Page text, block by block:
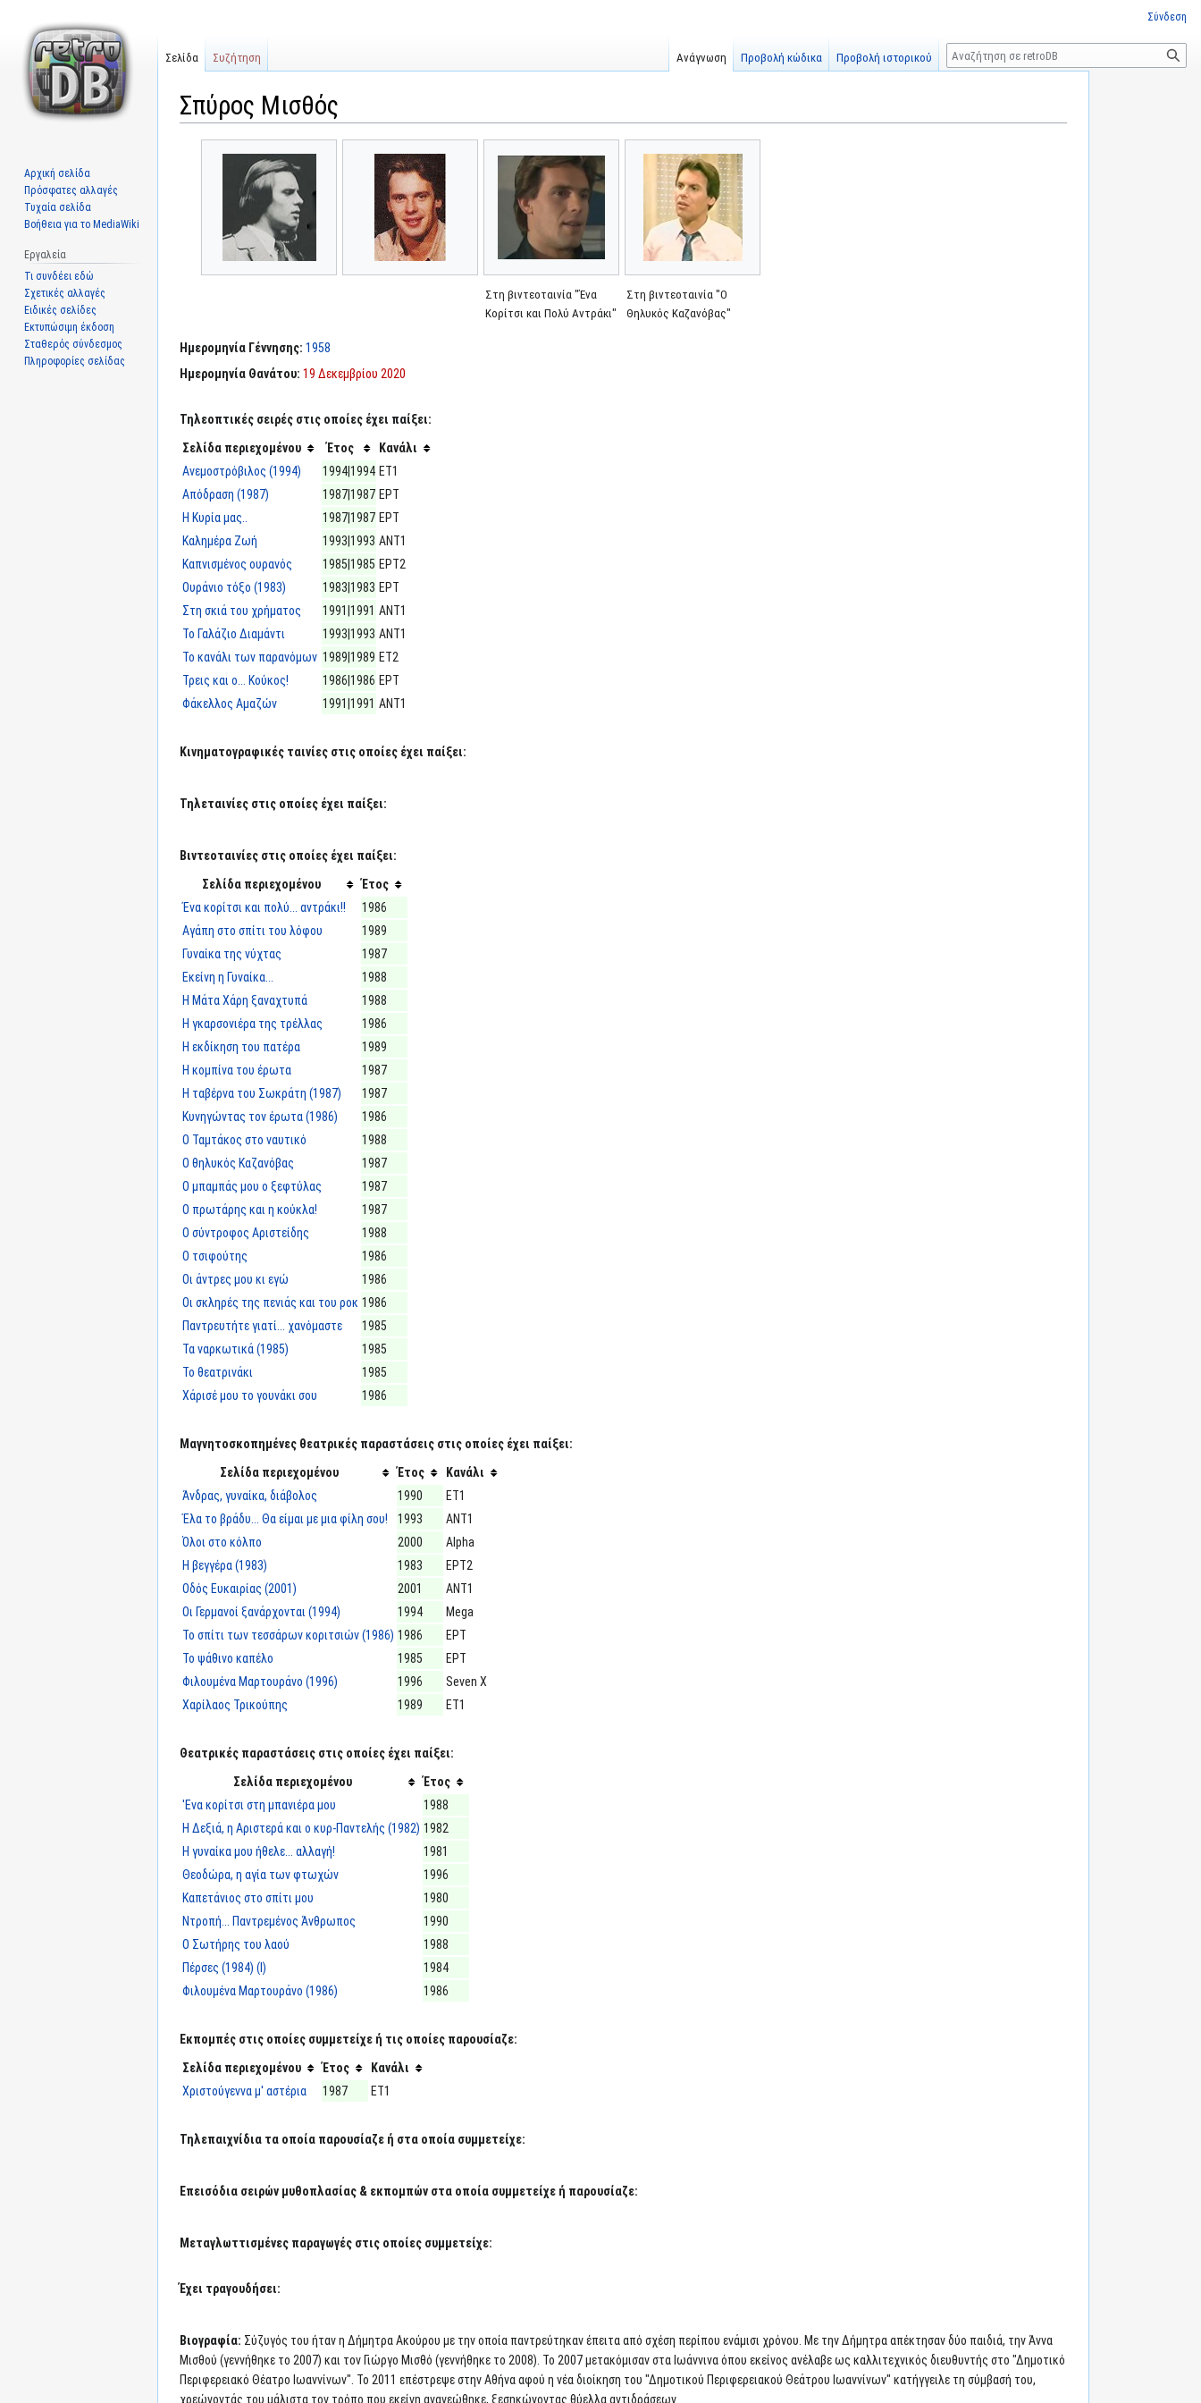
Σπύρος Μισθός
Στη βιντεοταινία "Ένα
Κορίτσι και Πολύ Αντράκι"
Στη βιντεοταινία "Ο
Θηλυκός Καζανόβας"
Ημερομηνία Γέννησης: 1958
Ημερομηνία Θανάτου: 19 Δεκεμβρίου 2020
Τηλεοπτικές σειρές στις οποίες έχει παίξει:
Σελίδα περιεχομένου
Έτος
Κανάλι
Ανεμοστρόβιλος (1994)
1994|1994 ΕΤ1
Απόδραση (1987)
1987|1987 ΕΡΤ
Η Κυρία μας..
1987|1987 ΕΡΤ
Καλημέρα Ζωή
1993|1993 ΑΝΤ1
Καπνισμένος ουρανός
1985|1985 ΕΡΤ2
Ουράνιο τόξο (1983)
1983|1983 ΕΡΤ
Στη σκιά του χρήματος
1991|1991 ΑΝΤ1
Το Γαλάζιο Διαμάντι
1993|1993 ΑΝΤ1
Το κανάλι των παρανόμων 1989|1989 ΕΤ2
Τρεις και ο... Κούκος!
1986|1986 ΕΡΤ
Φάκελλος Αμαζών
1991|1991 ΑΝΤ1
Κινηματογραφικές ταινίες στις οποίες έχει παίξει:
Τηλεταινίες στις οποίες έχει παίξει:
Βιντεοταινίες στις οποίες έχει παίξει:
Σελίδα περιεχομένου
Έτος
Ένα κορίτσι και πολύ... αντράκι!!
1986
Αγάπη στο σπίτι του λόφου
1989
Γυναίκα της νύχτας
1987
Εκείνη η Γυναίκα...
1988
Η Μάτα Χάρη ξαναχτυπά
1988
Η γκαρσονιέρα της τρέλλας
1986
Η εκδίκηση του πατέρα
1989
Η κομπίνα του έρωτα
1987
Η ταβέρνα του Σωκράτη (1987)
1987
Κυνηγώντας τον έρωτα (1986)
1986
Ο Ταμτάκος στο ναυτικό
1988
Ο θηλυκός Καζανόβας
1987
Ο μπαμπάς μου ο ξεφτύλας
1987
Ο πρωτάρης και η κούκλα!
1987
Ο σύντροφος Αριστείδης
1988
Ο τσιφούτης
1986
Οι άντρες μου κι εγώ
1986
Οι σκληρές της πενιάς και του ροκ 1986
Παντρευτήτε γιατί... χανόμαστε
1985
Τα ναρκωτικά (1985)
1985
Το θεατρινάκι
1985
Χάρισέ μου το γουνάκι σου
1986
Μαγνητοσκοπημένες θεατρικές παραστάσεις στις οποίες έχει παίξει:
Σελίδα περιεχομένου
Έτος
Κανάλι
Άνδρας, γυναίκα, διάβολος
1990
ΕΤ1
Έλα το βράδυ... Θα είμαι με μια φίλη σου!
1993
ΑΝΤ1
Όλοι στο κόλπο
2000
Alpha
Η βεγγέρα (1983)
1983
ΕΡΤ2
Οδός Ευκαιρίας (2001)
2001
ΑΝΤ1
Οι Γερμανοί ξανάρχονται (1994)
1994
Mega
Το σπίτι των τεσσάρων κοριτσιών (1986) 1986
ΕΡΤ
Το ψάθινο καπέλο
1985
ΕΡΤ
Φιλουμένα Μαρτουράνο (1996)
1996
Seven X
Χαρίλαος Τρικούπης
1989 ΕΤ1
Θεατρικές παραστάσεις στις οποίες έχει παίξει:
Σελίδα περιεχομένου
Έτος
'Ενα κορίτσι στη μπανιέρα μου
1988
Η Δεξιά, η Αριστερά και ο κυρ-Παντελής (1982) 1982
Η γυναίκα μου ήθελε... αλλαγή!
1981
Θεοδώρα, η αγία των φτωχών
1996
Καπετάνιος στο σπίτι μου
1980
Ντροπή... Παντρεμένος Άνθρωπος
1990
Ο Σωτήρης του λαού
1988
Πέρσες (1984) (I)
1984
Φιλουμένα Μαρτουράνο (1986)
1986
Εκπομπές στις οποίες συμμετείχε ή τις οποίες παρουσίαζε:
Σελίδα περιεχομένου
Έτος
Κανάλι
Χριστούγεννα μ' αστέρια
1987 ΕΤ1
Τηλεπαιχνίδια τα οποία παρουσίαζε ή στα οποία συμμετείχε:
Επεισόδια σειρών μυθοπλασίας & εκπομπών στα οποία συμμετείχε ή παρουσίαζε:
Μεταγλωττισμένες παραγωγές στις οποίες συμμετείχε:
Έχει τραγουδήσει:
Βιογραφία: Σύζυγός του ήταν η Δήμητρα Ακούρου με την οποία παντρεύτηκαν έπειτα από σχέση περίπου ενάμισι χρόνου. Με την Δήμητρα απέκτησαν δύο παιδιά, την Άννα
Μισθού (γεννήθηκε το 2007) και τον Γιώργο Μισθό (γεννήθηκε το 2008). Το 2007 μετακόμισαν στα Ιωάννινα όπου εκείνος ανέλαβε ως καλλιτεχνικός διευθυντής στο "Δημοτικό
Περιφερειακό Θέατρο Ιωαννίνων". Το 2011 επέστρεψε στην Αθήνα αφού η νέα διοίκηση του "Δημοτικού Περιφερειακού Θεάτρου Ιωαννίνων" κατήγγειλε τη σύμβασή του,
χρεώνοντάς του μάλιστα τον τρόπο που εκείνη ανανεώθηκε, ξεσηκώνοντας θύελλα αντιδράσεων.
Σύνδεση
Σελίδα Συζήτηση Ανάγνωση Προβολή κώδικα Προβολή ιστορικού
Αναζήτηση
Αρχική σελίδα
Πρόσφατες αλλαγές
Τυχαία σελίδα
Βοήθεια για το MediaWiki
Εργαλεία
Τι συνδέει εδώ
Σχετικές αλλαγές
Ειδικές σελίδες
Εκτυπώσιμη έκδοση
Σταθερός σύνδεσμος
Πληροφορίες σελίδας